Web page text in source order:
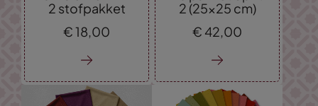
2 stofpakket
€18,00
2 (25x25 cm)
€ 42,00